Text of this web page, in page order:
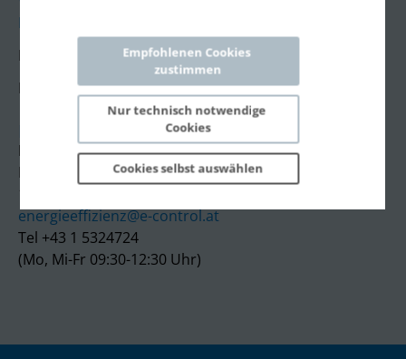
Empfohlenen Cookies
zustimmen
Nur technisch notwendige
Cookies
Cookies selbst auswählen
Kontakt
Impressum
Datenschutzerklärung
E-Control
Rudolfsplatz 13a
energieeffizienz@e-control.at
Tel +43 1 5324724
(Mo, Mi-Fr 09:30-12:30 Uhr)